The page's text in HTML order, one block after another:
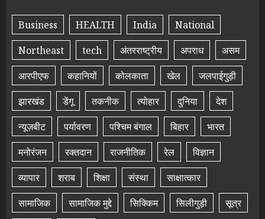
Business HEALTH India
National
Northeast
tech अंतरराष्ट्रीय अपराध
असम
आरपीएफ
कहानियों कोलकाता खेल
जलपाईगुड़ी
झारखंड
डेंगू तकनीक त्योहार दुनिया
देश
न्यूज़बीट
पर्यावरण पश्चिम बंगाल बिहार
भारत
मनोरंजन
रक्तदान राजनीतिक रेल
विज्ञान
व्यापार
शराब शिक्षा संस्था
साक्षात्कार
सामाजिक
सामाजिक मुद्दे सिक्किम सिलीगुड़ी सूत्र